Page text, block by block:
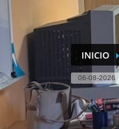
INICIO
06-08-2026